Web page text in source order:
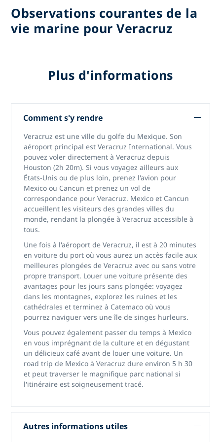
Observations courantes de la
vie marine pour Veracruz
Plus d'informations
Comment s'y rendre
Veracruz est une ville du golfe du Mexique. Son
aéroport principal est Veracruz International. Vous
pouvez voler directement à Veracruz depuis
Houston (2h 20m). Si vous voyagez ailleurs aux
États-Unis ou de plus loin, prenez l'avion pour
Mexico ou Cancun et prenez un vol de
correspondance pour Veracruz. Mexico et Cancun
accueillent les visiteurs des grandes villes du
monde, rendant la plongée à Veracruz accessible à
tous.
Une fois à l'aéroport de Veracruz, il est à 20 minutes
en voiture du port où vous aurez un accès facile aux
meilleures plongées de Veracruz avec ou sans votre
propre transport. Louer une voiture présente des
avantages pour les jours sans plongée: voyagez
dans les montagnes, explorez les ruines et les
cathédrales et terminez à Catemaco où vous
pourrez naviguer vers une île de singes hurleurs.
Vous pouvez également passer du temps à Mexico
en vous imprégnant de la culture et en dégustant
un délicieux café avant de louer une voiture. Un
road trip de Mexico à Veracruz dure environ 5 h 30
et peut traverser le magnifique parc national si
l'itinéraire est soigneusement tracé.
Autres informations utiles